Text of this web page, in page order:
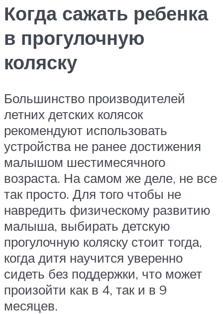
Когда сажать ребенка
в прогулочную
коляску
Большинство производителей
летних детских колясок
рекомендуют использовать
устройства не ранее достижения
малышом шестимесячного
возраста. На самом же деле, не все
так просто. Для того чтобы не
навредить физическому развитию
малыша, выбирать детскую
прогулочную коляску стоит тогда,
когда дитя научится уверенно
сидеть без поддержки, что может
произойти как в 4, так и в 9
месяцев.